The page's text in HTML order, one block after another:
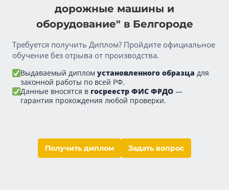
дорожные машины и
оборудование" в Белгороде
Требуется получить Диплом? Пройдите официальное
обучение без отрыва от производства.
Выдаваемый диплом установленного образца для
законной работы по всей РФ.
Данные вносятся в госреестр ФИС ФРДО —
гарантия прохождения любой проверки.
Получить диплом Задать вопрос